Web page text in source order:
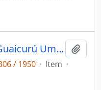
Falando sôbre o índio Guaicurú Umburaé
/ 1950 · Item ·